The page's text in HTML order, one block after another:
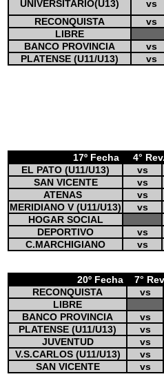
UNIVERSITARIO(U13)
vs
RECONQUISTA
vs
LIBRE
BANCO PROVINCIA
vs
PLATENSE (U11/U13)
vs
17º Fecha 4°
EL PATO (U11/U13)
vs
SAN VICENTE
vs
ATENAS
vs
MERIDIANO V (U11/U13)
vs
HOGAR SOCIAL
DEPORTIVO
vs
C.MARCHIGIANO
vs
20º Fecha 7°
RECONQUISTA
vs
LIBRE
BANCO PROVINCIA
vs
PLATENSE (U11/U13)
vs
JUVENTUD
vs
V.S.CARLOS (U11/U13)
vs
SAN VICENTE
vs